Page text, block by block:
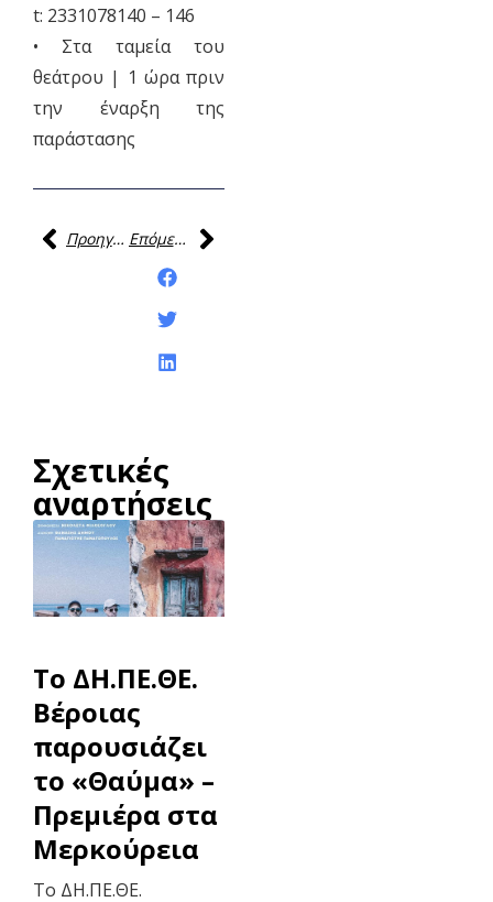
t: 2331078140 – 146
• Στα ταμεία του
θεάτρου | 1 ώρα πριν
την έναρξη της
παράστασης
Προηγούμενη
Επόμενη
Σχετικές
αναρτήσεις
To ΔΗ.ΠΕ.ΘΕ.
Βέροιας
παρουσιάζει
το «Θαύμα» –
Πρεμιέρα στα
Μερκούρεια
Το ΔΗ.ΠΕ.ΘΕ.